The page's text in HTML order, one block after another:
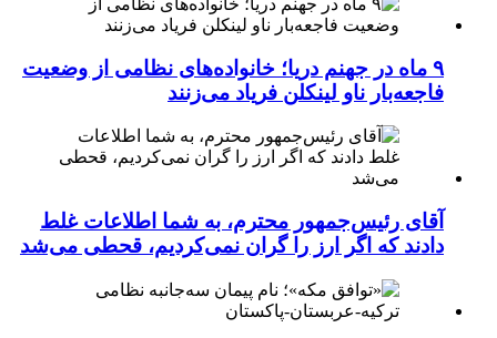
۹ ماه در جهنم دریا؛ خانواده‌های نظامی از وضعیت
فاجعه‌بار ناو لینکلن فریاد می‌زنند
آقای رئیس‌جمهور محترم، به شما اطلاعات غلط
دادند که اگر ارز را گران نمی‌کردیم، قحطی می‌شد